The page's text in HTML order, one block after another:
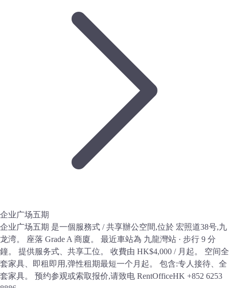
企业广场五期
企业广场五期 是一個服務式 / 共享辦公空間,位於 宏照道38号,九
龙湾。 座落 Grade A 商廈。 最近車站為 九龍灣站 · 步行 9 分
鐘。 提供服务式、共享工位。 收費由 HK$4,000 / 月起。 空间全
套家具、即租即用,弹性租期最短一个月起。 包含:专人接待、全
套家具。 预约参观或索取报价,请致电 RentOfficeHK +852 6253